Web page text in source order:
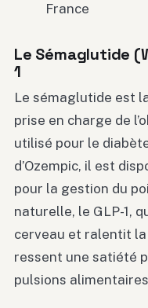
France
Le Sémaglutide
1
Le sémaglutide est
prise en charge de
utilisé pour le
d’Ozempic, il est
pour la gestion du
naturelle, le GLP-1,
cerveau et ralentit
ressent une satiété
pulsions